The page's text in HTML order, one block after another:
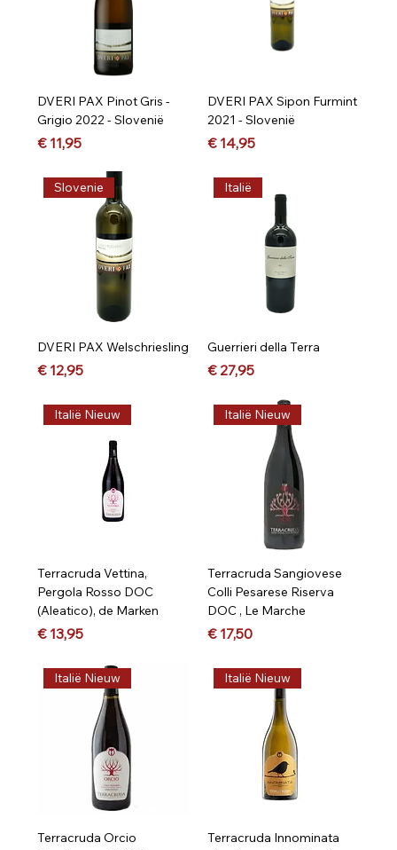
DVERI PAX Pinot Gris -
Grigio 2022 - Slovenië
Prijs
€ 11,95
DVERI PAX Sipon Furmint
2021 - Slovenië
Prijs
€ 14,95
Slovenie
DVERI PAX Welschriesling
Prijs
€ 12,95
Italië
Guerrieri della Terra
Prijs
€ 27,95
Italië Nieuw
Terracruda Vettina,
Pergola Rosso DOC
(Aleatico), de Marken
Prijs
€ 13,95
Italië Nieuw
Terracruda Sangiovese
Colli Pesarese Riserva
DOC , Le Marche
Prijs
€ 17,50
Italië Nieuw
Terracruda Orcio
Italië Nieuw
Terracruda Innominata